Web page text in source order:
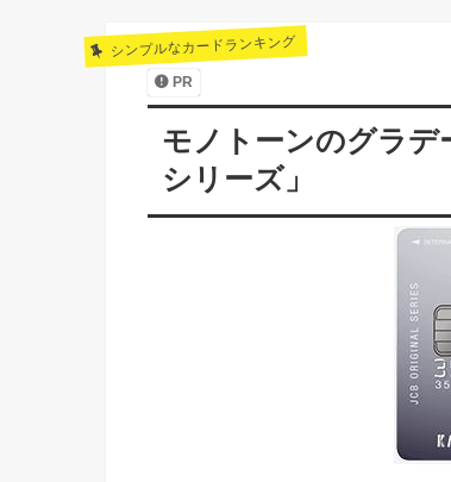
シンプルなカードランキング
PR
モノトーンのグラ
シリーズ」